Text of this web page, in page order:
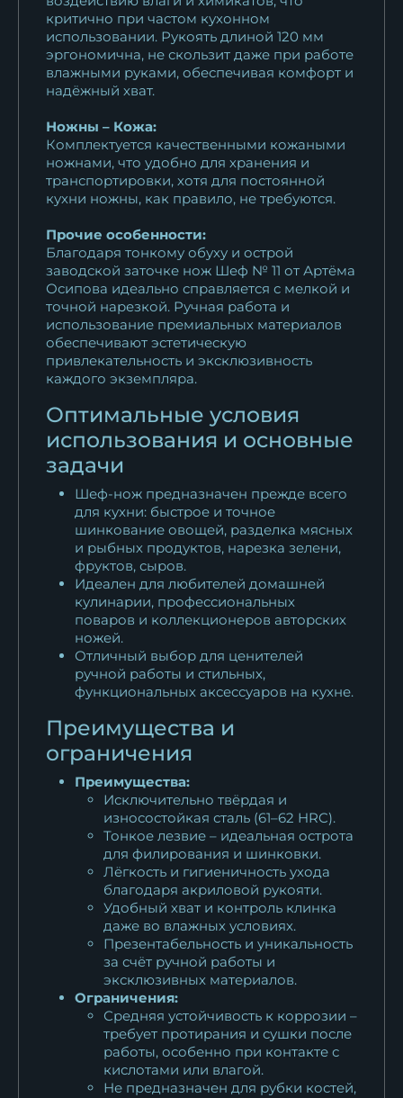
критично при частом кухонном
использовании. Рукоять длиной 120 мм
эргономична, не скользит даже при работе
влажными руками, обеспечивая комфорт и
надёжный хват.
Ножны – Кожа:
Комплектуется качественными кожаными
ножнами, что удобно для хранения и
транспортировки, хотя для постоянной
кухни ножны, как правило, не требуются.
Прочие особенности:
Благодаря тонкому обуху и острой
заводской заточке нож Шеф № 11 от Артёма
Осипова идеально справляется с мелкой и
точной нарезкой. Ручная работа и
использование премиальных материалов
обеспечивают эстетическую
привлекательность и эксклюзивность
каждого экземпляра.
Оптимальные условия
использования и основные
задачи
Шеф-нож предназначен прежде всего
для кухни: быстрое и точное
шинкование овощей, разделка мясных
и рыбных продуктов, нарезка зелени,
фруктов, сыров.
Идеален для любителей домашней
кулинарии, профессиональных
поваров и коллекционеров авторских
ножей.
Отличный выбор для ценителей
ручной работы и стильных,
функциональных аксессуаров на кухне.
Преимущества и
ограничения
Преимущества:
Исключительно твёрдая и
износостойкая сталь (61–62 HRC).
Тонкое лезвие – идеальная острота
для филирования и шинковки.
Лёгкость и гигиеничность ухода
благодаря акриловой рукояти.
Удобный хват и контроль клинка
даже во влажных условиях.
Презентабельность и уникальность
за счёт ручной работы и
эксклюзивных материалов.
Ограничения:
Средняя устойчивость к коррозии –
требует протирания и сушки после
работы, особенно при контакте с
кислотами или влагой.
Не предназначен для рубки костей,